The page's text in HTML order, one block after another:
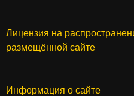
Лицензия на
размещённой сайте
Информация о сайте